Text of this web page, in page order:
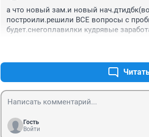
а что новый зам.и новый
построили.решили ВСЕ вопросы с
будет.снегоплавилки кудрявые
Гость
Войти